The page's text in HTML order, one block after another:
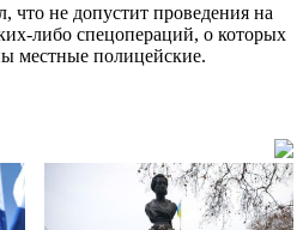
что не допустит проведения на
либо спецопераций, о которых
местные полицейские.